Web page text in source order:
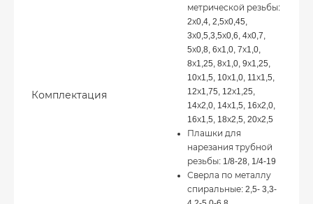
Комплектация
метрической резьбы:
2х0,4, 2,5х0,45,
3х0,5,3,5х0,6, 4х0,7,
5х0,8, 6х1,0, 7х1,0,
8х1,25, 8х1,0, 9х1,25,
10х1,5, 10х1,0, 11х1,5,
12х1,75, 12х1,25,
14х2,0, 14х1,5, 16х2,0,
16х1,5, 18х2,5, 20х2,5
Плашки для
нарезания трубной
резьбы: 1/8-28, 1/4-19
Сверла по металлу
спиральные: 2,5- 3,3-